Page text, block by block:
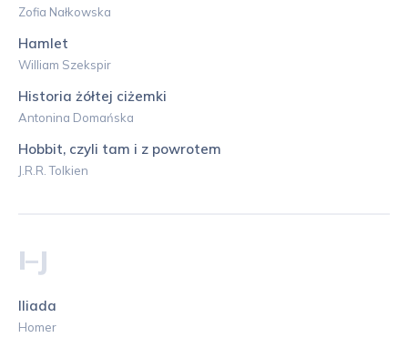
Zofia Nałkowska
Hamlet
William Szekspir
Historia żółtej ciżemki
Antonina Domańska
Hobbit, czyli tam i z powrotem
J.R.R. Tolkien
I–J
Iliada
Homer